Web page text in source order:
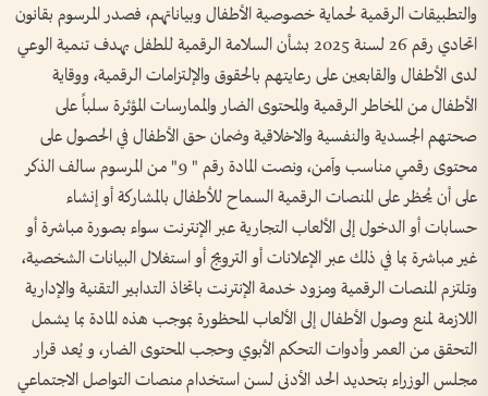
والتطبيقات الرقمية لحماية خصوصية الأطفال وبياناتهم، فصدر المرسوم بقانون
اتحادي رقم 26 لسنة 2025 بشأن السلامة الرقمية للطفل بهدف تنمية الوعي
لدى الأطفال والقابعين على رعايتهم بالحقوق والإلتزامات الرقمية، ووقاية
الأطفال من المخاطر الرقمية والمحتوى الضار والممارسات المؤثرة سلباً على
صحتهم الجسدية والنفسية والاخلاقية وضمان حق الأطفال في الحصول على
محتوى رقمي مناسب وآمن، ونصت المادة رقم " 9" من المرسوم سالف الذكر
على أن يُحظر على المنصات الرقمية السماح للأطفال بالمشاركة أو إنشاء
حسابات أو الدخول إلى الألعاب التجارية عبر الإنترنت سواء بصورة مباشرة أو
غير مباشرة بما في ذلك عبر الإعلانات أو الترويج أو استغلال البيانات الشخصية،
وتلتزم المنصات الرقمية ومزود خدمة الإنترنت باتخاذ التدابير التقنية والإدارية
اللازمة لمنع وصول الأطفال إلى الألعاب المحظورة بموجب هذه المادة بما يشمل
التحقق من العمر وأدوات التحكم الأبوي وحجب المحتوى الضار، و يُعد قرار
مجلس الوزراء بتحديد الحد الأدنى لسن استخدام منصات التواصل الاجتماعي